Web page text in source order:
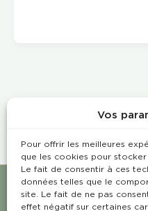
Vos
Pour offrir les meilleures
que les cookies pour
Le fait de consentir à ces
données telles que le
site. Le fait de ne pas
effet négatif sur certaines